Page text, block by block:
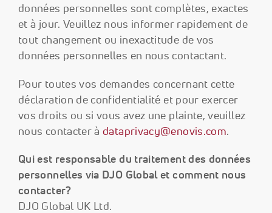
données personnelles sont complètes, exactes
et à jour. Veuillez nous informer rapidement de
tout changement ou inexactitude de vos
données personnelles en nous contactant.
Pour toutes vos demandes concernant cette
déclaration de confidentialité et pour exercer
vos droits ou si vous avez une plainte, veuillez
nous contacter à dataprivacy@enovis.com.
Qui est responsable du traitement des données
personnelles via DJO Global et comment nous
contacter?
DJO Global UK Ltd.